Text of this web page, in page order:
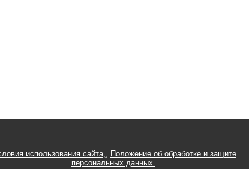
использования сайта,
Положение об обработке и защите
персональных данных.